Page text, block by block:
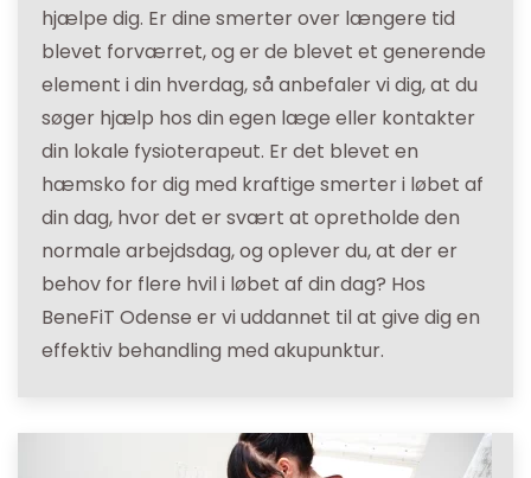
hjælpe dig. Er dine smerter over længere tid
blevet forværret, og er de blevet et generende
element i din hverdag, så anbefaler vi dig, at du
søger hjælp hos din egen læge eller kontakter
din lokale fysioterapeut. Er det blevet en
hæmsko for dig med kraftige smerter i løbet af
din dag, hvor det er svært at opretholde den
normale arbejdsdag, og oplever du, at der er
behov for flere hvil i løbet af din dag? Hos
BeneFiT Odense er vi uddannet til at give dig en
effektiv behandling med akupunktur.